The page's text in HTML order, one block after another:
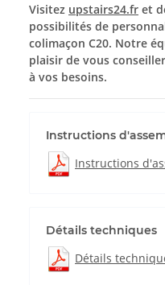
Visitez upstairs24.fr et
possibilités de
colimaçon C20. Notre
plaisir de vous
à vos besoins.
Instructions
Instructions
Détails techniques
Détails